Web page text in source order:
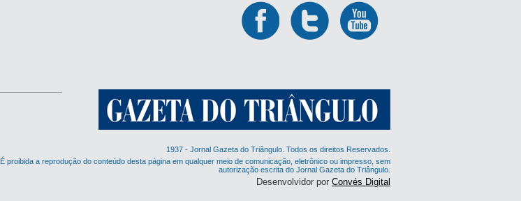
1937 - Jornal Gazeta do Triângulo. Todos os direitos Reservados.
É proibida a reprodução do conteúdo desta página em qualquer meio de comunicação, eletrônico ou impresso, sem
autorização escrita do Jornal Gazeta do Triângulo.
Desenvolvidor por Convés Digital